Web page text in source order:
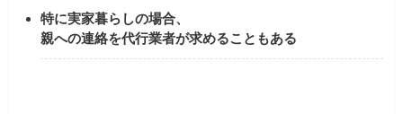
特に実家暮らしの場合、
親への連絡を代行業者が求めることもある